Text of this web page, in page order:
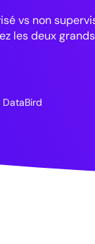
vs non
les deux